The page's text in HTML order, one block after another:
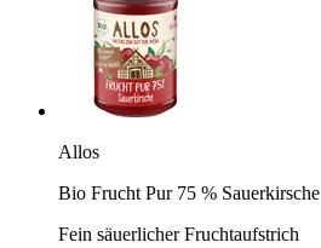
Allos
Bio Frucht Pur 75 % Sauerkirsche
Fein säuerlicher Fruchtaufstrich